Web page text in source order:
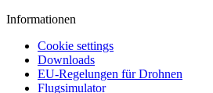
Informationen
Cookie settings
Downloads
EU-Regelungen für Drohnen
Flugsimulator